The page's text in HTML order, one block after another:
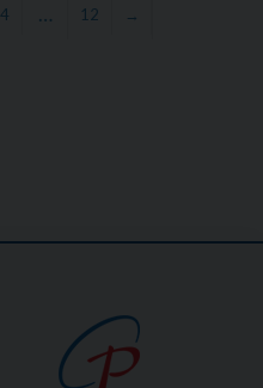
4 … 12 →